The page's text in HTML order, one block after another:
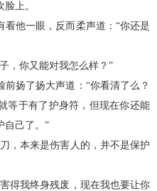
上。
他一眼，反而柔声道：“你还是
你又能对我怎么样？”
扬了扬大声道：“你看清了么？
等于有了护身符，但现在你还能
自己了。”
本来是伤害人的，并不是保护
我终身残废，现在我也要让你